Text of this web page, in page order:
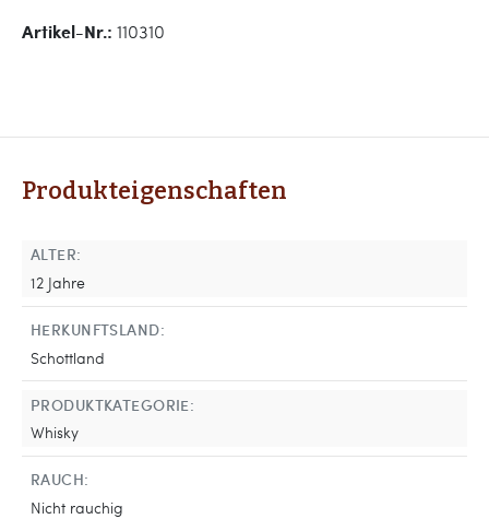
Artikel-Nr.: 110310
Produkteigenschaften
ALTER:
12 Jahre
HERKUNFTSLAND:
Schottland
PRODUKTKATEGORIE:
Whisky
RAUCH:
Nicht rauchig